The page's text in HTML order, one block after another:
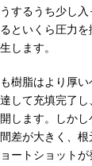
するうち少し入
といくら圧力を
します。
樹脂はより厚い
して充填完了
します。しか
差が大きく、
ートショット